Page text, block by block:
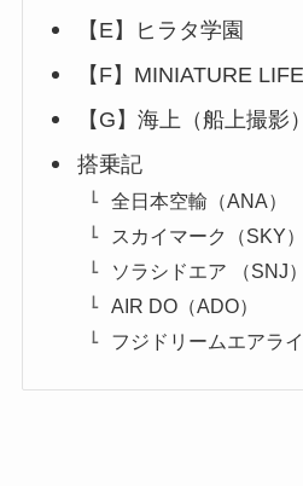
【E】ヒラタ学園
【F】MINIATURE
【G】海上（船上撮影）
搭乗記
全日本空輸（ANA）
スカイマーク（SKY）
ソラシドエア （SNJ）
AIR DO（ADO）
フジドリームエアラ